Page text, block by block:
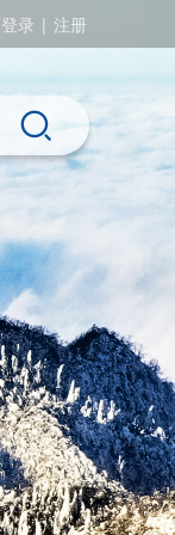
登录 | 注册